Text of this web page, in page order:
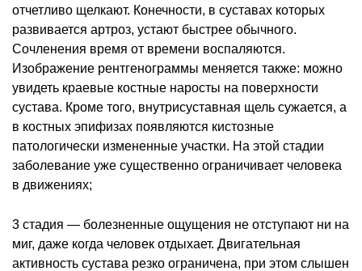
отчетливо щелкают. Конечности, в суставах которых
развивается артроз, устают быстрее обычного.
Сочленения время от времени воспаляются.
Изображение рентгенограммы меняется также: можно
увидеть краевые костные наросты на поверхности
сустава. Кроме того, внутрисуставная щель сужается, а
в костных эпифизах появляются кистозные
патологически измененные участки. На этой стадии
заболевание уже существенно ограничивает человека
в движениях;
3 стадия — болезненные ощущения не отступают ни на
миг, даже когда человек отдыхает. Двигательная
активность сустава резко ограничена, при этом слышен